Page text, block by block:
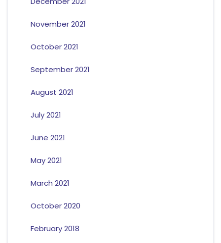
November 2021
October 2021
September 2021
August 2021
July 2021
June 2021
May 2021
March 2021
October 2020
February 2018